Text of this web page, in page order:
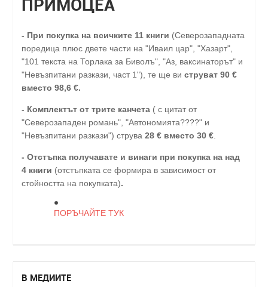
- При покупка на всичките 11 книги (Северозападната
поредица плюс двете части на "Иваил цар", "Хазарт",
"101 текста на Торлака за Биволъ", "Аз, ваксинаторът" и
"Невъзпитани разкази, част 1"), те ще ви струват 90 €
вместо 98,6 €.
- Комплектът от трите канчета ( с цитат от
"Северозападен романь", "Автономията????" и
"Невъзпитани разкази") струва 28 € вместо 30 €
- Отстъпка получавате и винаги при покупка на над
4 книги (отстъпката се формира в зависимост от
стойността на покупката).
ПОРЪЧАЙТЕ ТУК
В МЕДИИТЕ